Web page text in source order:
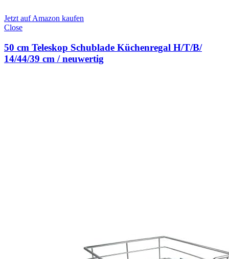
Jetzt auf Amazon kaufen
Close
50 cm Teleskop Schublade Küchenregal H/T/B/
14/44/39 cm / neuwertig